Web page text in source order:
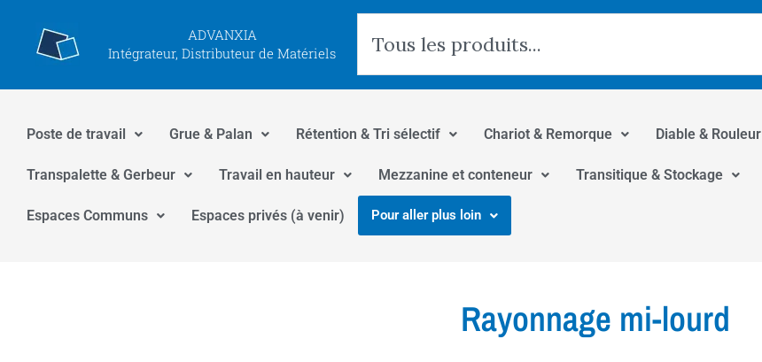
contenu
ADVANXIA
Intégrateur, Distributeur de Matériels
Poste de travail Grue & Palan Rétention & Tri sélectif Chariot & Remorque Diable & Rouleur
Transpalette & Gerbeur Travail en hauteur Mezzanine et conteneur Transitique & Stockage
Espaces Communs Espaces privés (à venir) Pour aller plus loin
Rayonnage mi-lourd